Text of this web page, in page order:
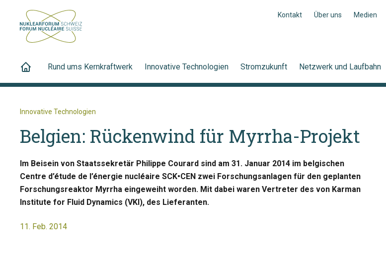
Kontakt Über uns Medien
Rund ums Kernkraftwerk Innovative Technologien Stromzukunft Netzwerk und Laufbahn
Innovative Technologien
Belgien: Rückenwind für Myrrha-Projekt
Im Beisein von Staatssekretär Philippe Courard sind am 31. Januar 2014 im belgischen
Centre d’étude de l’énergie nucléaire SCK•CEN zwei Forschungsanlagen für den geplanten
Forschungsreaktor Myrrha eingeweiht worden. Mit dabei waren Vertreter des von Karman
Institute for Fluid Dynamics (VKI), des Lieferanten.
11. Feb. 2014